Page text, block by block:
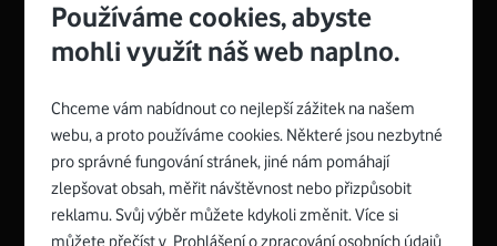
Zyxel VMG8623-T50B:
Rozměry modemu jsou 16 x 22 x 7,5 cm (včetně stojánku)
a nabízí 4 gigabitové LAN porty a bezdrátové připojení Wi-
Spojte se s Vodafonem
Používáme cookies, abyste
mohli využít náš web naplno.
Chceme vám nabídnout co nejlepší zážitek na našem
webu, a proto používáme cookies. Některé jsou nezbytné
pro správné fungování stránek, jiné nám pomáhají
zlepšovat obsah, měřit návštěvnost nebo přizpůsobit
reklamu. Svůj výběr můžete kdykoli změnit. Více si
můžete přečíst v Prohlášení o zpracování osobních údajů